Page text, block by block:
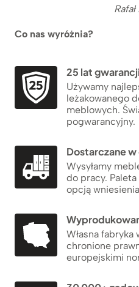
Co nas wyróżnia?
25 lat gwarancji
Używamy
leżakowanego
meblowych.
pogwarancyjny.
Dostarczane w
Wysyłamy
do pracy.
opcją
Własna fabryka
chronione
europejskimi